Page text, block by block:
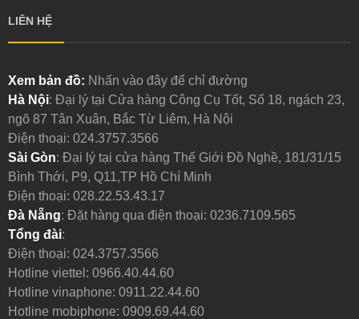
LIÊN HỆ
Xem bản đồ: Nhấn vào đây để chỉ đường
Hà Nội: Đại lý tại Cửa hàng Công Cụ Tốt, Số 18, ngách 23,
ngõ 87 Tân Xuân, Bắc Từ Liêm, Hà Nội
Điện thoại: 024.3757.3566
Sài Gòn: Đại lý tại cửa hàng Thế Giới Đồ Nghề, 181/31/15
Bình Thới, P9, Q11,TP Hồ Chí Minh
Điện thoại: 028.22.53.43.17
Đà Nẵng: Đặt hàng qua điện thoại: 0236.7109.565
Tổng đài:
Điện thoại: 024.3757.3566
Hotline viettel: 0966.40.44.60
Hotline vinaphone: 0911.22.44.60
Hotline mobiphone: 0909.69.44.60